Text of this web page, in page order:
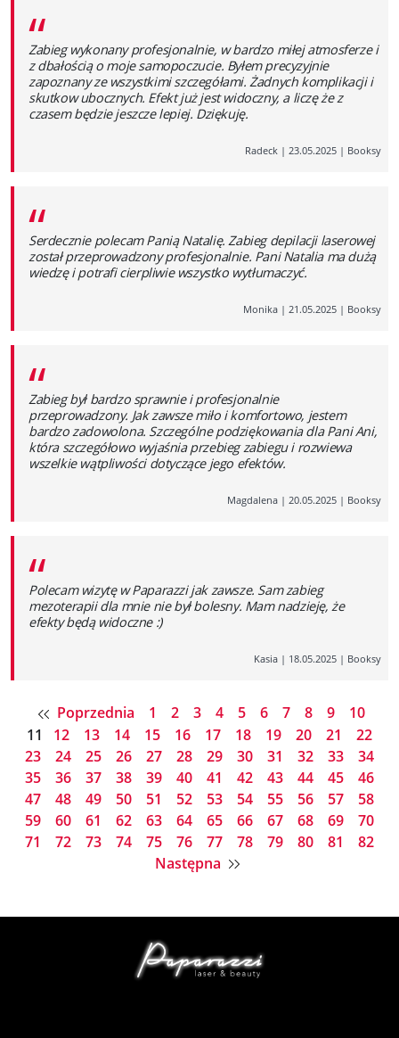
“
Zabieg wykonany profesjonalnie, w bardzo miłej atmosferze i
z dbałością o moje samopoczucie. Byłem precyzyjnie
zapoznany ze wszystkimi szczegółami. Żadnych komplikacji i
skutkow ubocznych. Efekt już jest widoczny, a liczę że z
czasem będzie jeszcze lepiej. Dziękuję.
Radeck | 23.05.2025 | Booksy
“
Serdecznie polecam Panią Natalię. Zabieg depilacji laserowej
został przeprowadzony profesjonalnie. Pani Natalia ma dużą
wiedzę i potrafi cierpliwie wszystko wytłumaczyć.
Monika | 21.05.2025 | Booksy
“
Zabieg był bardzo sprawnie i profesjonalnie
przeprowadzony. Jak zawsze miło i komfortowo, jestem
bardzo zadowolona. Szczególne podziękowania dla Pani Ani,
która szczegółowo wyjaśnia przebieg zabiegu i rozwiewa
wszelkie wątpliwości dotyczące jego efektów.
Magdalena | 20.05.2025 | Booksy
“
Polecam wizytę w Paparazzi jak zawsze. Sam zabieg
mezoterapii dla mnie nie był bolesny. Mam nadzieję, że
efekty będą widoczne :)
Kasia | 18.05.2025 | Booksy
Poprzednia 1 2 3 4 5 6 7 8 9
10
11
12 13 14 15 16 17 18 19 20 21
22
23
24 25 26 27 28 29 30 31 32 33
34
35
36 37 38 39 40 41 42 43 44 45
46
47
48 49 50 51 52 53 54 55 56 57
58
59
60 61 62 63 64 65 66 67 68 69
70
71
72 73 74 75 76 77 78 79 80 81
82
Następna